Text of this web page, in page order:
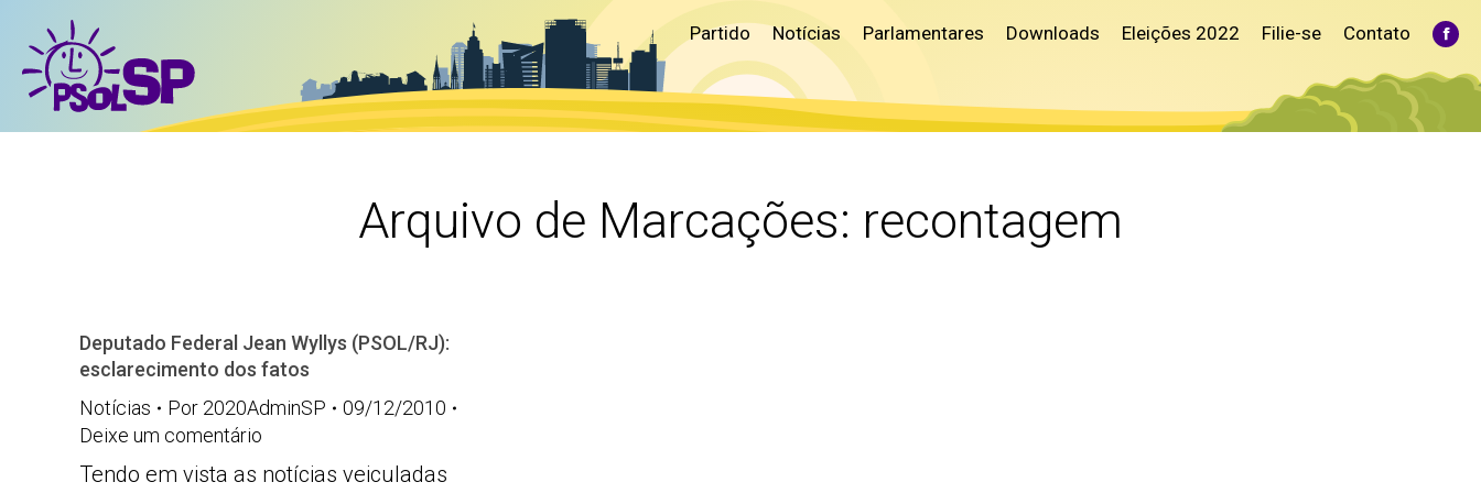
Partido Notícias Parlamentares Downloads Eleições 2022 Filie-se Contato
Arquivo de Marcações: recontagem
Deputado Federal Jean Wyllys (PSOL/RJ):
esclarecimento dos fatos
Notícias
Por 2020AdminSP
09/12/2010
Deixe um comentário
Tendo em vista as notícias veiculadas